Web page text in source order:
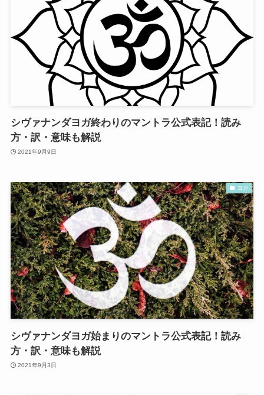
シヴァナンダヨガ終わりのマントラ公式表記！読み
方・訳・意味も解説
2021年9月9日
ヨガ
シヴァナンダヨガ始まりのマントラ公式表記！読み
方・訳・意味も解説
2021年9月3日